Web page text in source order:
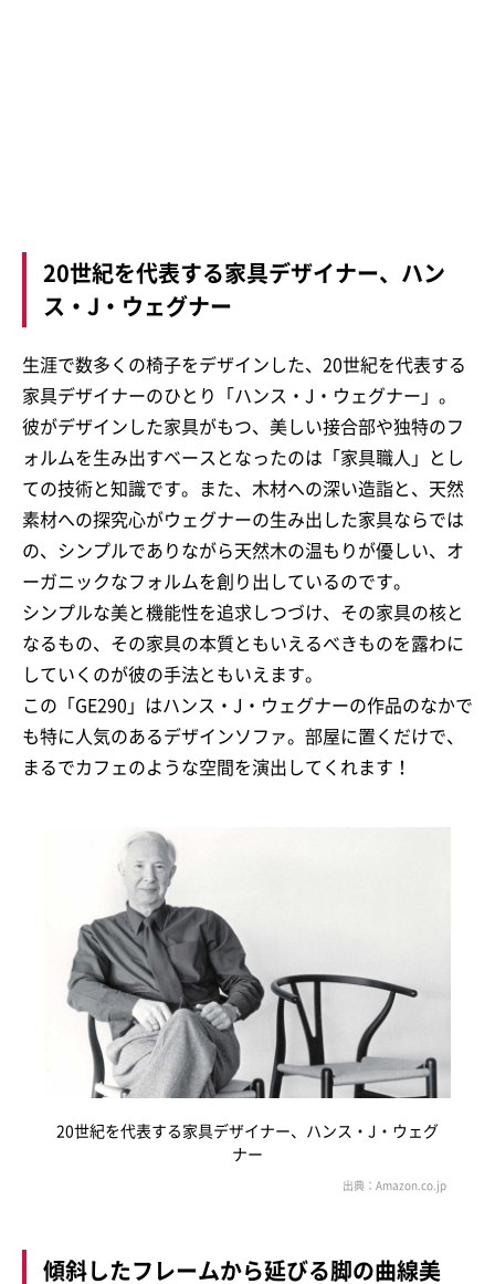
20世紀を代表する家具デザイナー、ハン
ス・J・ウェグナー
生涯で数多くの椅子をデザインした、20世紀を代表する
家具デザイナーのひとり「ハンス・J・ウェグナー」。
彼がデザインした家具がもつ、美しい接合部や独特のフ
ォルムを生み出すベースとなったのは「家具職人」とし
ての技術と知識です。また、木材への深い造詣と、天然
素材への探究心がウェグナーの生み出した家具ならでは
の、シンプルでありながら天然木の温もりが優しい、オ
ーガニックなフォルムを創り出しているのです。
シンプルな美と機能性を追求しつづけ、その家具の核と
なるもの、その家具の本質ともいえるべきものを露わに
していくのが彼の手法ともいえます。
この「GE290」はハンス・J・ウェグナーの作品のなかで
も特に人気のあるデザインソファ。部屋に置くだけで、
まるでカフェのような空間を演出してくれます！
20世紀を代表する家具デザイナー、ハンス・J・ウェグ
ナー
傾斜したフレームから延びる脚の曲線美